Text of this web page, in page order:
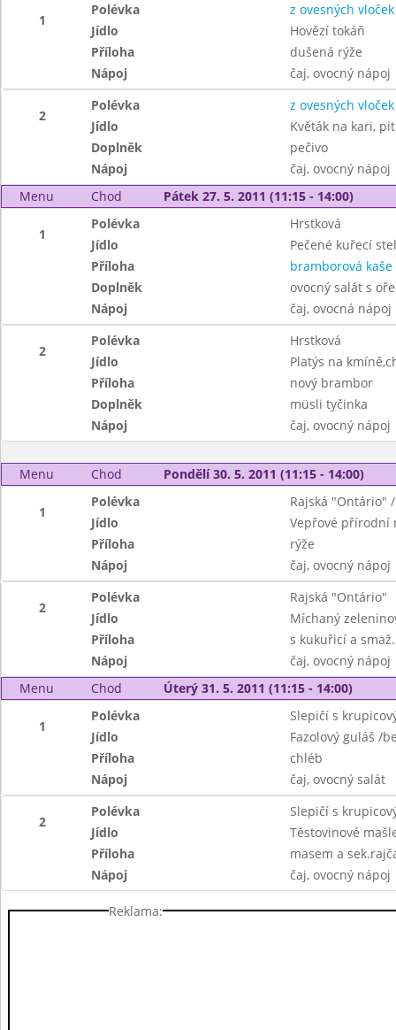
1
Polévka
z ovesných vloček
Jídlo
Hovězí tokáň
Příloha
dušená rýže
Nápoj
čaj, ovocný nápoj
2
Polévka
z ovesných vloček
Jídlo
Květák na kari,
Doplněk
pečivo
Nápoj
čaj, ovocný nápoj
Menu
Chod Pátek 27. 5. 2011 (11:15 - 14:00)
1
Polévka
Hrstková
Jídlo
Pečené kuřecí
Příloha
bramborová kaše
Doplněk
ovocný salát s
Nápoj
čaj, ovocná nápoj
2
Polévka
Hrstková
Jídlo
Platýs na
Příloha
nový brambor
Doplněk
müsli tyčinka
Nápoj
čaj, ovocný nápoj
Menu Chod Pondělí 30. 5. 2011 (11:15 - 14:00)
1
Polévka
Rajská "Ontário"
Jídlo
Vepřové přírodní
Příloha
rýže
Nápoj
čaj, ovocný nápoj
2
Polévka
Rajská "Ontário"
Jídlo
Míchaný
Příloha
s kukuřicí a
Nápoj
čaj, ovocný nápoj
Menu
Chod Úterý 31. 5. 2011 (11:15 - 14:00)
1
Polévka
Slepičí s
Jídlo
Fazolový guláš /
Příloha
chléb
Nápoj
čaj, ovocný salát
2
Polévka
Slepičí s
Jídlo
Těstovinové
Příloha
masem a
Nápoj
čaj, ovocný nápoj
Reklama: